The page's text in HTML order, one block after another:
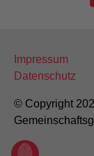
Impressum
Datenschutz
© Copyright